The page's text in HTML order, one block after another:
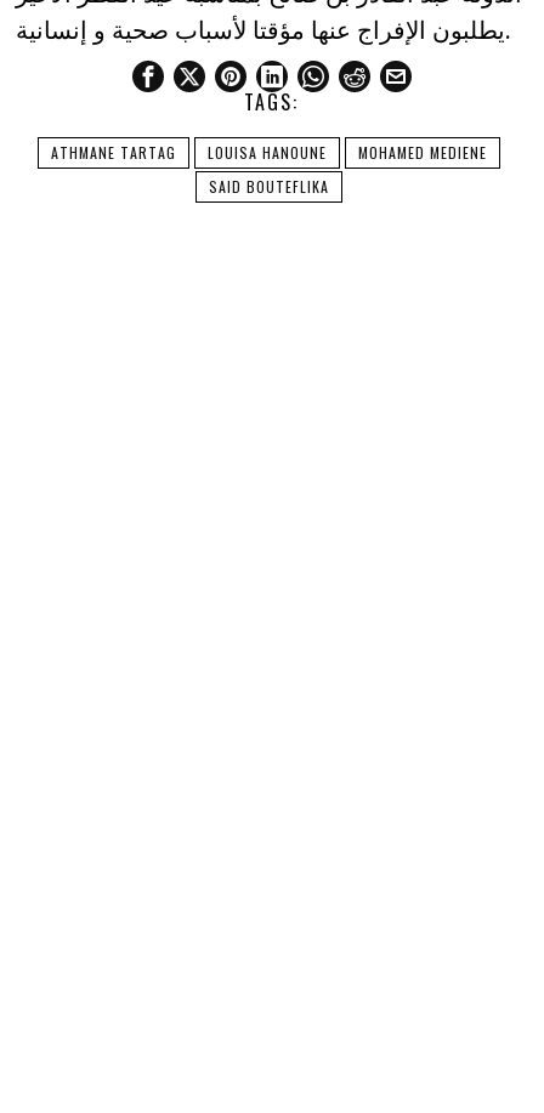
يطلبون الإفراج عنها مؤقتا لأسباب صحية و إنسانية.
TAGS:
ATHMANE TARTAG LOUISA HANOUNE
MOHAMED MEDIENE
SAID BOUTEFLIKA